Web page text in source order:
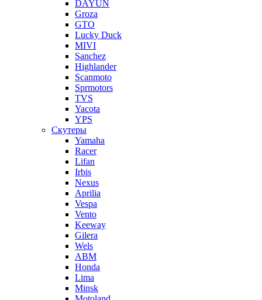
DAYUN
Groza
GTO
Lucky Duck
MIVI
Sanchez
Highlander
Scanmoto
Sprmotors
TVS
Yacota
YPS
Скутеры
Yamaha
Racer
Lifan
Irbis
Nexus
Aprilia
Vespa
Vento
Keeway
Gilera
Wels
ABM
Honda
Lima
Minsk